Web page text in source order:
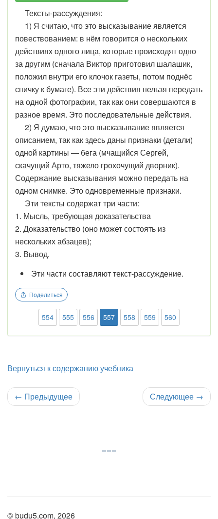
Тексты-рассуждения:
1) Я считаю, что это высказывание является
повествованием: в нём говорится о нескольких
действиях одного лица, которые происходят одно
за другим (сначала Виктор приготовил шалашик,
положил внутри его клочок газеты, потом поднёс
спичку к бумаге). Все эти действия нельзя передать
на одной фотографии, так как они совершаются в
разное время. Это последовательные действия.
2) Я думаю, что это высказывание является
описанием, так как здесь даны признаки (детали)
одной картины — бега (мчащийся Сергей,
скачущий Арто, тяжело грохочущий дворник).
Содержание высказывания можно передать на
одном снимке. Это одновременные признаки.
Эти тексты содержат три части:
1. Мысль, требующая доказательства
2. Доказательство (оно может состоять из
нескольких абзацев);
3. Вывод.
Эти части составляют текст-рассуждение.
Поделиться
554 555 556 557 558 559 560
Вернуться к содержанию учебника
← Предыдущее Следующее →
© budu5.com, 2026